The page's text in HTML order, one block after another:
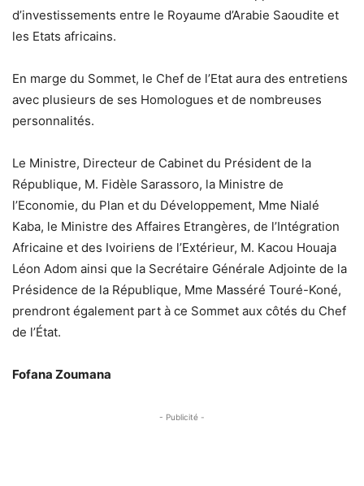
d’investissements entre le Royaume d’Arabie Saoudite et
les Etats africains.
En marge du Sommet, le Chef de l’Etat aura des entretiens
avec plusieurs de ses Homologues et de nombreuses
personnalités.
Le Ministre, Directeur de Cabinet du Président de la
République, M. Fidèle Sarassoro, la Ministre de
l’Economie, du Plan et du Développement, Mme Nialé
Kaba, le Ministre des Affaires Etrangères, de l’Intégration
Africaine et des Ivoiriens de l’Extérieur, M. Kacou Houaja
Léon Adom ainsi que la Secrétaire Générale Adjointe de la
Présidence de la République, Mme Masséré Touré-Koné,
prendront également part à ce Sommet aux côtés du Chef
de l’État.
Fofana Zoumana
- Publicité -